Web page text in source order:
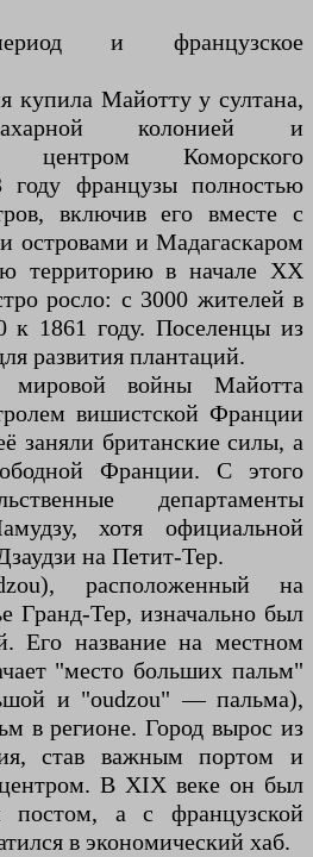
и французское
купила Майотту у султана,
колонией и
центром Коморского
году французы полностью
включив его вместе с
островами и Мадагаскаром
территорию в начале XX
росло: с 3000 жителей в
к 1861 году. Поселенцы из
развития плантаций.
войны Майотта
вишистской Франции
заняли британские силы, а
Франции. С этого
департаменты
хотя официальной
на Петит-Тер.
расположенный на
Гранд-Тер, изначально был
Его название на местном
"место больших пальм"
и "oudzou" — пальма),
в регионе. Город вырос из
став важным портом и
В XIX веке он был
постом, а с французской
в экономический хаб.